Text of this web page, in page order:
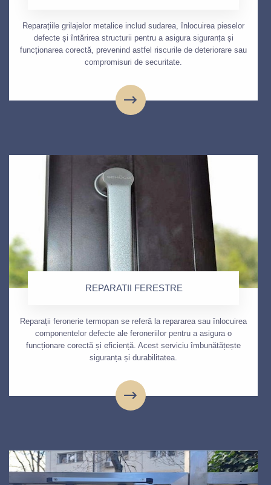
Reparațiile grilajelor metalice includ sudarea, înlocuirea pieselor
defecte și întărirea structurii pentru a asigura siguranța și
funcționarea corectă, prevenind astfel riscurile de deteriorare sau
compromisuri de securitate.
REPARATII FERESTRE
Reparații feronerie termopan se referă la repararea sau înlocuirea
componentelor defecte ale feroneriilor pentru a asigura o
funcționare corectă și eficiență. Acest serviciu îmbunătățește
siguranța și durabilitatea.